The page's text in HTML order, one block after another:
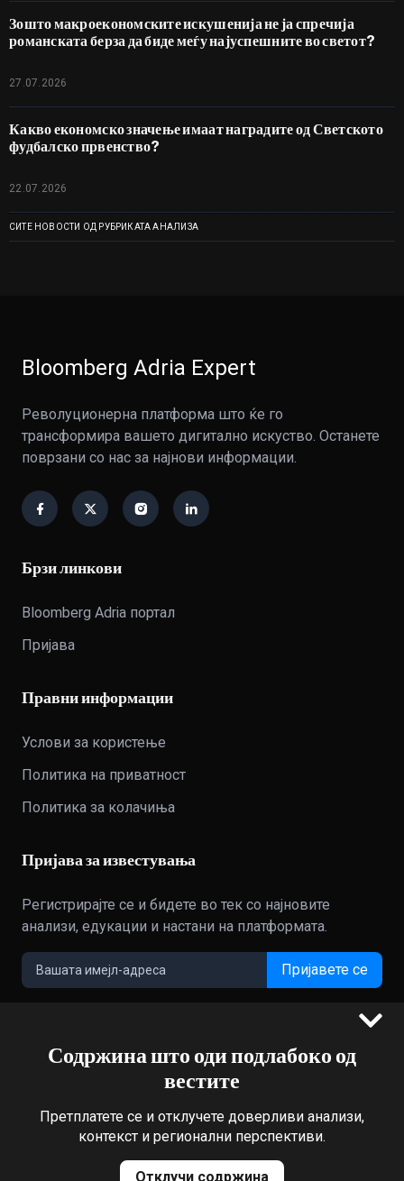
Зошто макроекономските искушенија не ја спречија
романската берза да биде меѓу најуспешните во светот?
27.07.2026
Какво економско значење имаат наградите од Светското
фудбалско првенство?
22.07.2026
СИТЕ НОВОСТИ ОД РУБРИКАТА АНАЛИЗА
Содржина што оди подлабоко од
вестите
Претплатете се и отклучете доверливи анализи,
контекст и регионални перспективи.
Отклучи содржина
Bloomberg Adria Expert
Револуционерна платформа што ќе го
трансформира вашето дигитално искуство. Останете
поврзани со нас за најнови информации.
Брзи линкови
Bloomberg Adria портал
Пријава
Правни информации
Услови за користење
Политика на приватност
Политика за колачиња
Пријава за известувања
Регистрирајте се и бидете во тек со најновите
анализи, едукации и настани на платформата.
Пријавете се
©2022 - 2026 Bloomberg L.P. All Rights Reserved. BLOOMBERG
and the BLOOMBERG logo are registered trademarks and
displayed with permission
Bloomberg Adria is a Mtel Swiss SA Property
News CMS by Cubes